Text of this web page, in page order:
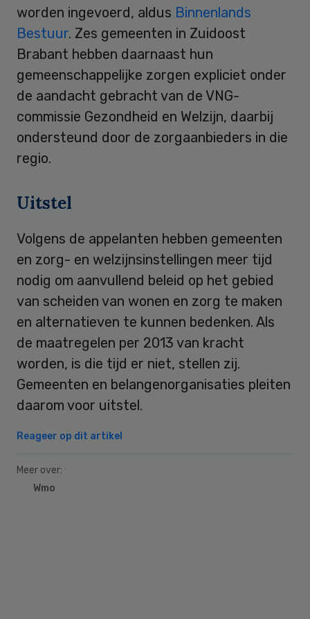
worden ingevoerd, aldus Binnenlands
Bestuur. Zes gemeenten in Zuidoost
Brabant hebben daarnaast hun
gemeenschappelijke zorgen expliciet onder
de aandacht gebracht van de VNG-
commissie Gezondheid en ­Welzijn, daarbij
ondersteund door de zorgaanbieders in die
regio.
Uitstel
Volgens de appelanten hebben gemeenten
en zorg- en welzijnsinstellingen meer tijd
nodig om aanvullend beleid op het gebied
van scheiden van wonen en zorg te maken
en alternatieven te kunnen bedenken. Als
de maatregelen per 2013 van kracht
worden, is die tijd er niet, stellen zij.
Gemeenten en belangenorganisaties pleiten
daarom voor uitstel.
Reageer op dit artikel
Meer over:
Wmo